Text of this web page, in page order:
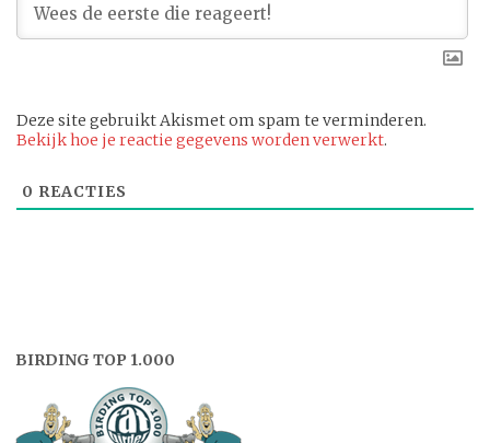
Deze site gebruikt Akismet om spam te verminderen.
Bekijk hoe je reactie gegevens worden verwerkt.
0 REACTIES
BIRDING TOP 1.000